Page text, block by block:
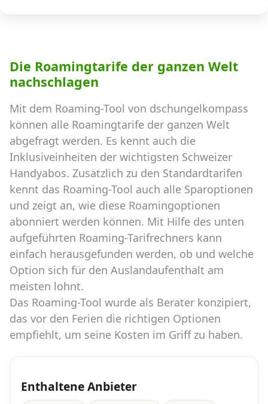
Die Roamingtarife der ganzen Welt
nachschlagen
Mit dem Roaming-Tool von dschungelkompass
können alle Roamingtarife der ganzen Welt
abgefragt werden. Es kennt auch die
Inklusiveinheiten der wichtigsten Schweizer
Handyabos. Zusätzlich zu den Standardtarifen
kennt das Roaming-Tool auch alle Sparoptionen
und zeigt an, wie diese Roamingoptionen
abonniert werden können. Mit Hilfe des unten
aufgeführten Roaming-Tarifrechners kann
einfach herausgefunden werden, ob und welche
Option sich für den Auslandaufenthalt am
meisten lohnt.
Das Roaming-Tool wurde als Berater konzipiert,
das vor den Ferien die richtigen Optionen
empfiehlt, um seine Kosten im Griff zu haben.
Enthaltene Anbieter